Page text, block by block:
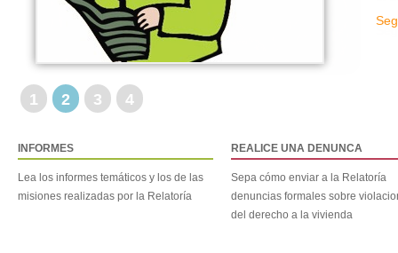
1 2 3 4
INFORMES
Lea los informes temáticos y los de las
misiones realizadas por la Relatoría
REALICE UNA DENUNCA
Sepa cómo enviar a la Relatoría
denuncias formales sobre
del derecho a la vivienda